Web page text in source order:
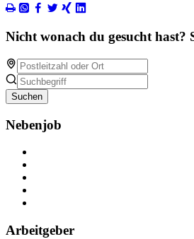
Nicht wonach du gesucht hast?
Suchen
Nebenjob
Arbeitgeber